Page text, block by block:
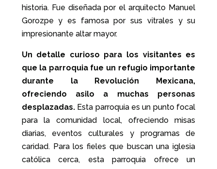
historia. Fue diseñada por el arquitecto Manuel
Gorozpe y es famosa por sus vitrales y su
impresionante altar mayor.
Un detalle curioso para los visitantes es
que la parroquia fue un refugio importante
durante la Revolución Mexicana,
ofreciendo asilo a muchas personas
desplazadas.Esta parroquia es un punto focal
para la comunidad local, ofreciendo misas
diarias, eventos culturales y programas de
caridad. Para los fieles que buscan una iglesia
católica cerca, esta parroquia ofrece un